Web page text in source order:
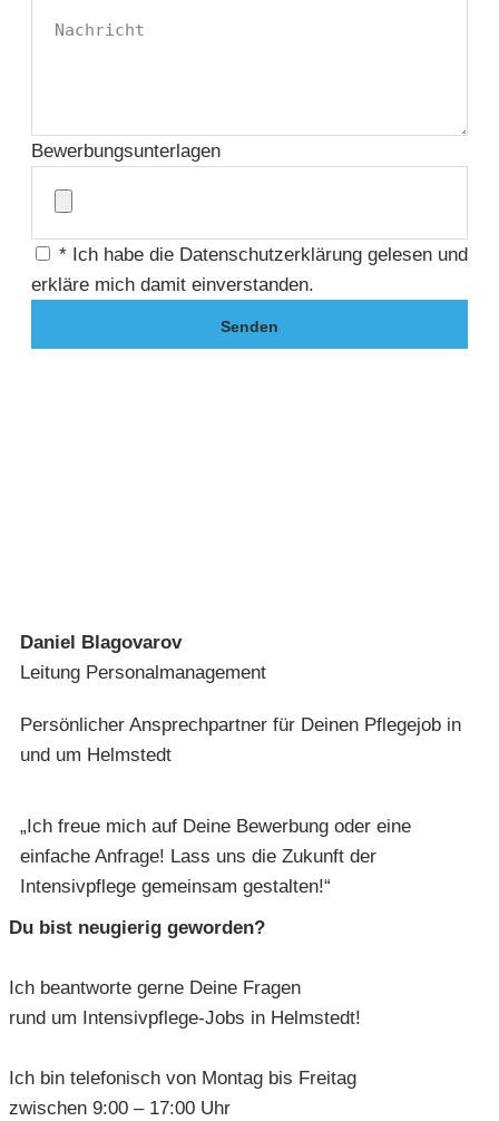
Bewerbungsunterlagen
* Ich habe die Datenschutzerklärung gelesen und
erkläre mich damit einverstanden.
Senden
Daniel Blagovarov
Leitung Personalmanagement
Persönlicher Ansprechpartner für Deinen Pflegejob in
und um Helmstedt
„Ich freue mich auf Deine Bewerbung oder eine
einfache Anfrage! Lass uns die Zukunft der
Intensivpflege gemeinsam gestalten!“
Du bist neugierig geworden?
Ich beantworte gerne Deine Fragen
rund um Intensivpflege-Jobs in Helmstedt!
Ich bin telefonisch von Montag bis Freitag
zwischen 9:00 – 17:00 Uhr